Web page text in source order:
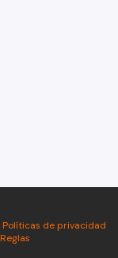
Políticas de privacidad
Reglas